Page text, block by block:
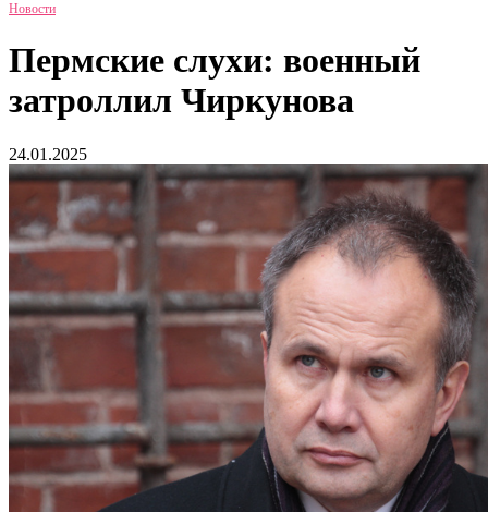
Новости
Пермские слухи: военный
затроллил Чиркунова
24.01.2025